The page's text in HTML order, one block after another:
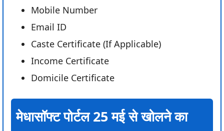
Mobile Number
Email ID
Caste Certificate (If Applicable)
Income Certificate
Domicile Certificate
मेधासॉफ्ट पोर्टल 25 मई से खोलने का